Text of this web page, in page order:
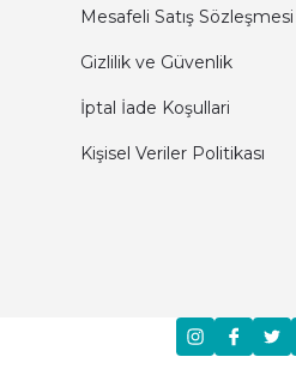
Mesafeli Satış Sözleşmesi
Gizlilik ve Güvenlik
İptal İade Koşullari
Kişisel Veriler Politikası